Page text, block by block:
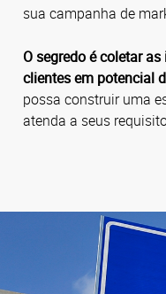
sua campanha de
O segredo é coletar
clientes em potencial
possa construir uma
atenda a seus